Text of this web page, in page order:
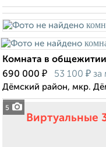
5
Комната в
690 000 ₽ 53 100 ₽ за
Дёмский район, мкр.
Виртуальные